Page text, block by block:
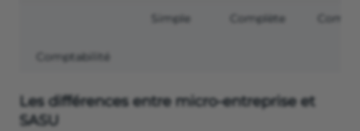
Comptabilité
Simple Complète
Les différences entre micro-entreprise et
SASU